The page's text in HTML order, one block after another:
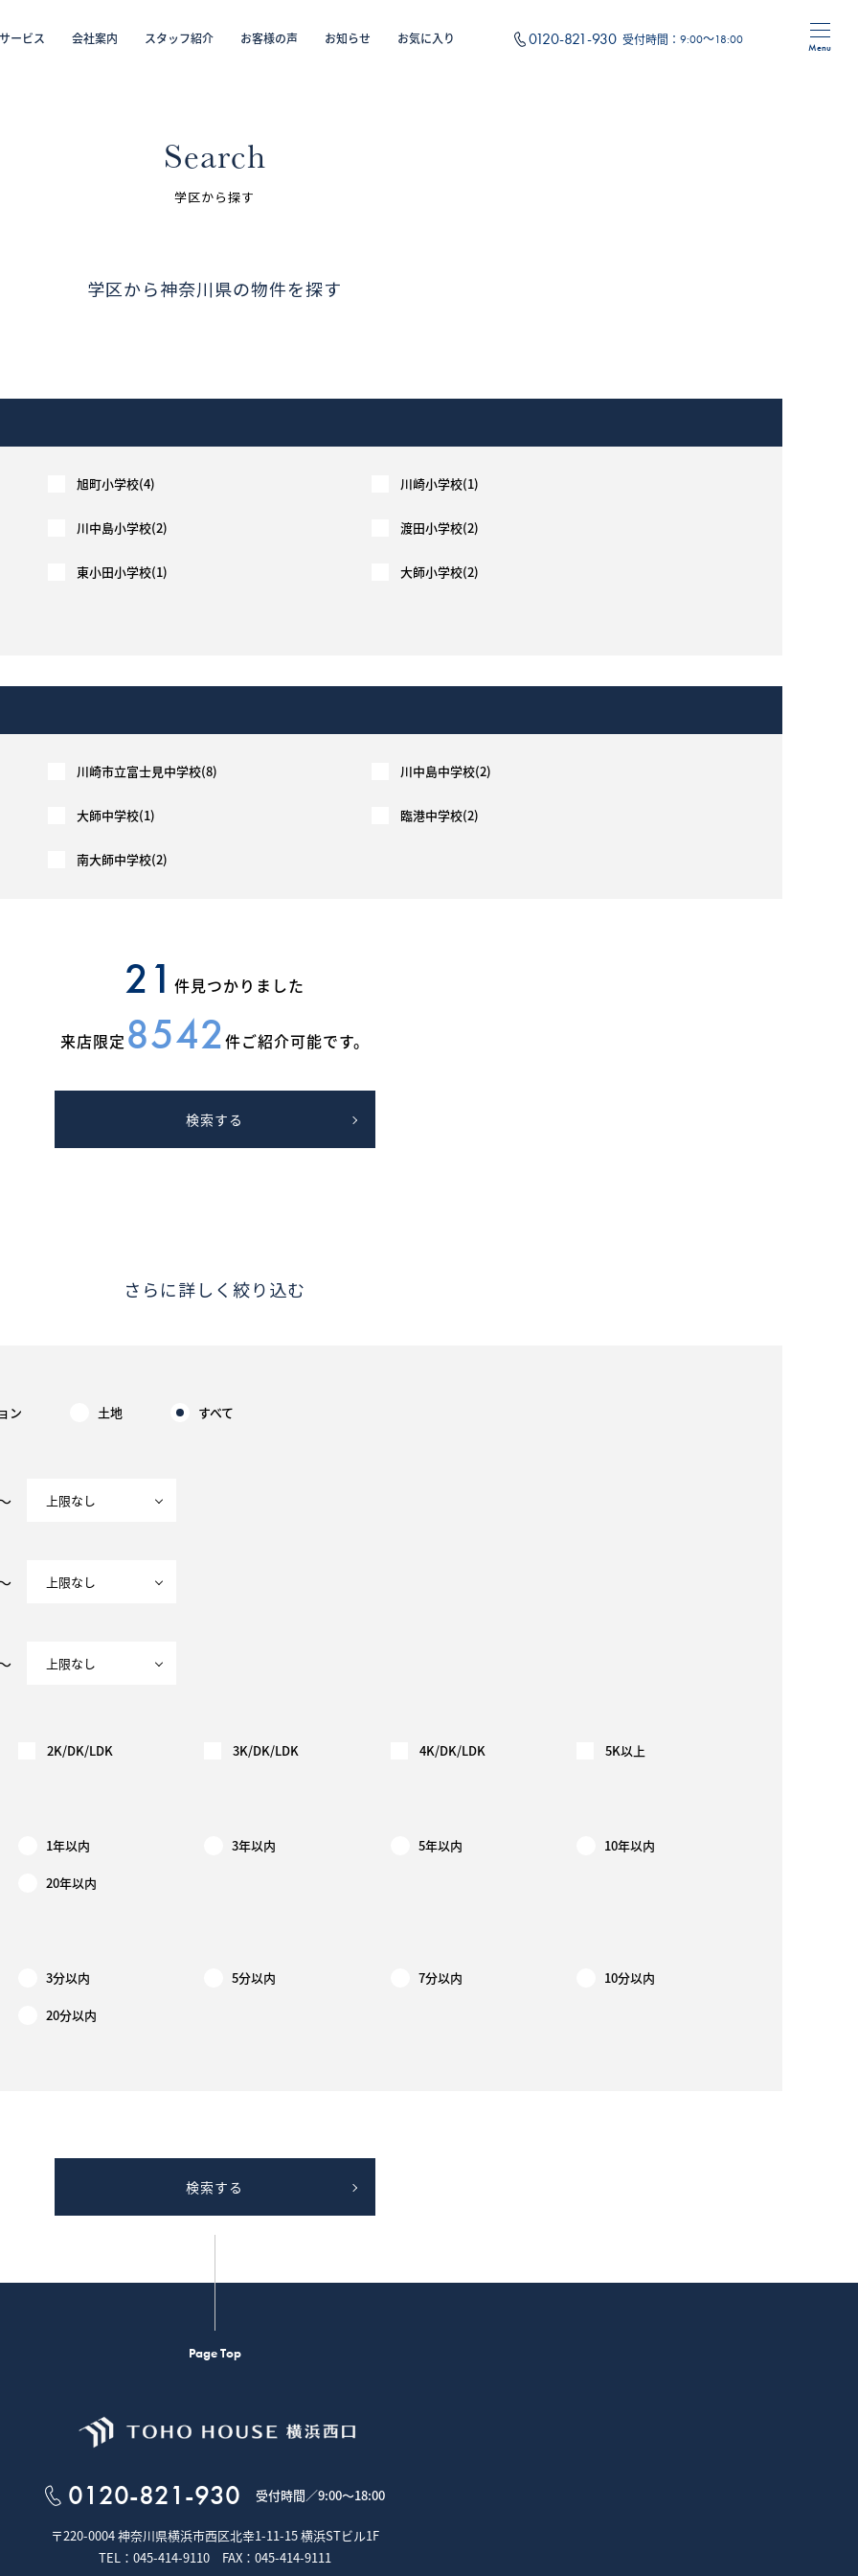
サービス 会社案内 スタッフ紹介 お客様の声 お知らせ お気に入り 0120-821-930 受付時間： 9:00～18:00
スタッフ紹介（「住まい」のコンサルタント）
お知らせ
サイトマップ
Menu
Search
学区から探す
学区から神奈川県の物件を探す
旭町小学校(4) 川崎小学校(1)
川中島小学校(2) 渡田小学校(2)
東小田小学校(1) 大師小学校(2)
川崎市立富士見中学校(8) 川中島中学校(2)
大師中学校(1) 臨港中学校(2)
南大師中学校(2)
21 件見つかりました
来店限定 8542件ご紹介可能です。
検索する
さらに詳しく絞り込む
ン 土地 すべて
2K/DK/LDK 3K/DK/LDK 4K/DK/LDK 5K以上
1年以内 3年以内 5年以内 10年以内
20年以内
3分以内 5分以内 7分以内 10分以内
20分以内
検索する
Page Top
0120-821-930 受付時間／9:00～18:00
〒220-0004 神奈川県横浜市西区北幸1-11-15横浜STビル1F
TEL：045-414-9110 FAX：045-414-9111